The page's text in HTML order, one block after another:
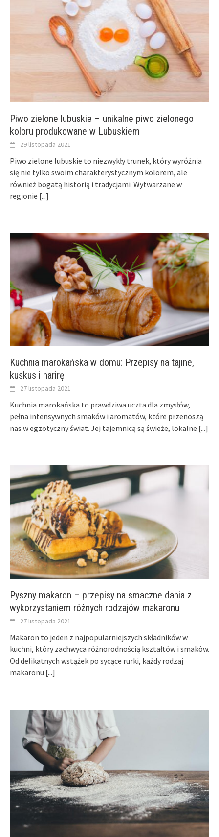
Piwo zielone lubuskie – unikalne piwo zielonego
koloru produkowane w Lubuskiem
29 listopada 2021
Piwo zielone lubuskie to niezwykły trunek, który wyróżnia
się nie tylko swoim charakterystycznym kolorem, ale
również bogatą historią i tradycjami. Wytwarzane w
regionie [...]
Kuchnia marokańska w domu: Przepisy na tajine,
kuskus i harirę
27 listopada 2021
Kuchnia marokańska to prawdziwa uczta dla zmysłów,
pełna intensywnych smaków i aromatów, które przenoszą
nas w egzotyczny świat. Jej tajemnicą są świeże, lokalne [...]
Pyszny makaron – przepisy na smaczne dania z
wykorzystaniem różnych rodzajów makaronu
27 listopada 2021
Makaron to jeden z najpopularniejszych składników w
kuchni, który zachwyca różnorodnością kształtów i smaków.
Od delikatnych wstążek po sycące rurki, każdy rodzaj
makaronu [...]